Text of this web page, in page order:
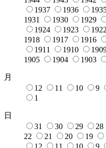
1937
1936
1931
1930 1929
1924
1923 1922
1918
1917 1916
1911
1910
1905
1904 1903
月
12
11 10 9
1
日
31
30 29 28
22
21 20 19